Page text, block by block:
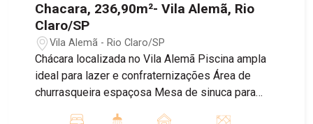
Chacara, 236,90m²- Vila Alemã, Rio
Claro/SP
Vila Alemã - Rio Claro/SP
Chácara localizada no Vila Alemã Piscina ampla
ideal para lazer e confraternizações Área de
churrasqueira espaçosa Mesa de sinuca para